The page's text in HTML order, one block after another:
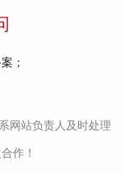
；
网站负责人及时处理
作！